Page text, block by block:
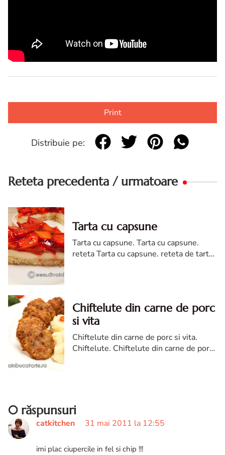
Print
Distribuie pe:
Reteta precedenta / urmatoare
Tarta cu capsune
Tarta cu capsune. Tarta cu capsune.
reteta Tarta cu capsune. reteta de tarta
Chiftelute din carne de porc
si vita
Chiftelute din carne de porc si vita.
Chiftelute. Chiftelute din carne de porc
0 răspunsuri
catkitchen 31 mai 2011 la 12:55
imi plac ciupercile in fel si chip !!!